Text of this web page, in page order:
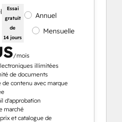
Essai
gratuit
de
14 jours
Annuel
Mensuelle
/mois
illimitées
de documents
de contenu avec marque
d'approbation
marché
et catalogue de